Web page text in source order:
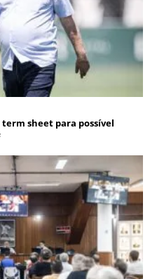
term sheet para possível